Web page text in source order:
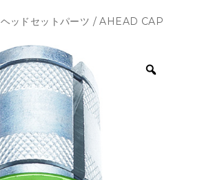
ヘッドセットパーツ / AHEAD CAP